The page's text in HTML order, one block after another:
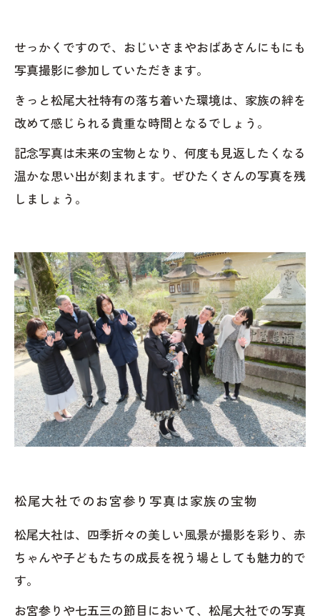
せっかくですので、おじいさまやおばあさんにもにも
写真撮影に参加していただきます。
きっと松尾大社特有の落ち着いた環境は、家族の絆を
改めて感じられる貴重な時間となるでしょう。
記念写真は未来の宝物となり、何度も見返したくなる
温かな思い出が刻まれます。ぜひたくさんの写真を残
しましょう。
松尾大社でのお宮参り写真は家族の宝物
松尾大社は、四季折々の美しい風景が撮影を彩り、赤
ちゃんや子どもたちの成長を祝う場としても魅力的で
す。
お宮参りや七五三の節目において、松尾大社での写真